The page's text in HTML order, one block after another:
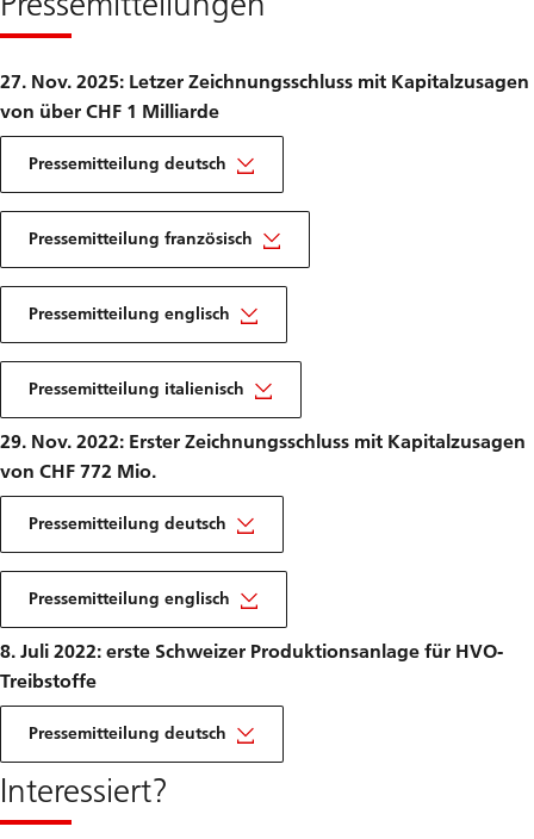
27. Nov. 2025: Letzer Zeichnungsschluss mit Kapitalzusagen
von über CHF 1 Milliarde
Pressemitteilung deutsch
Pressemitteilung französisch
Pressemitteilung englisch
Pressemitteilung italienisch
29. Nov. 2022: Erster Zeichnungsschluss mit Kapitalzusagen
von CHF 772 Mio.
Pressemitteilung deutsch
Pressemitteilung englisch
8. Juli 2022: erste Schweizer Produktionsanlage für HVO-
Treibstoffe
Pressemitteilung deutsch
Interessiert?